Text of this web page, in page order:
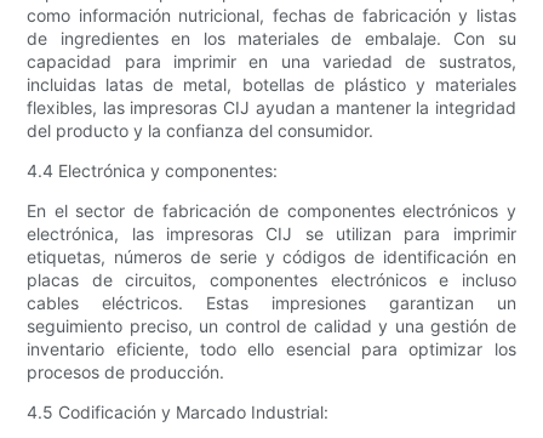
como información nutricional, fechas de fabricación y listas
de ingredientes en los materiales de embalaje. Con su
capacidad para imprimir en una variedad de sustratos,
incluidas latas de metal, botellas de plástico y materiales
flexibles, las impresoras CIJ ayudan a mantener la integridad
del producto y la confianza del consumidor.
4.4 Electrónica y componentes:
En el sector de fabricación de componentes electrónicos y
electrónica, las impresoras CIJ se utilizan para imprimir
etiquetas, números de serie y códigos de identificación en
placas de circuitos, componentes electrónicos e incluso
cables eléctricos. Estas impresiones garantizan un
seguimiento preciso, un control de calidad y una gestión de
inventario eficiente, todo ello esencial para optimizar los
procesos de producción.
4.5 Codificación y Marcado Industrial: